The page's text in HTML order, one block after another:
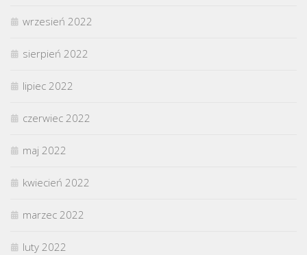
wrzesień 2022
sierpień 2022
lipiec 2022
czerwiec 2022
maj 2022
kwiecień 2022
marzec 2022
luty 2022